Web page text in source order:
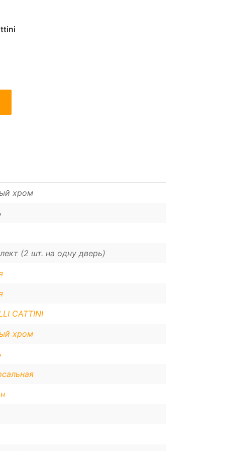
хром
(2 шт. на одну дверь)
CATTINI
хром